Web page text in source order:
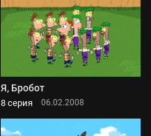
Я, Бробот
8 серия 06.02.2008